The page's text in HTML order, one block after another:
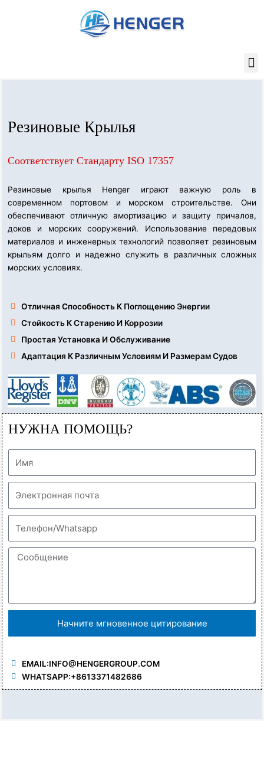
Резиновые Крылья
Соответствует Стандарту ISO 17357
Резиновые крылья Henger играют важную роль в
современном портовом и морском строительстве. Они
обеспечивают отличную амортизацию и защиту причалов,
доков и морских сооружений. Использование передовых
материалов и инженерных технологий позволяет резиновым
крыльям долго и надежно служить в различных сложных
морских условиях.
Отличная Способность К Поглощению Энергии
Стойкость К Старению И Коррозии
Простая Установка И Обслуживание
Адаптация К Различным Условиям И Размерам Судов
НУЖНА ПОМОЩЬ?
Начните мгновенное цитирование
EMAIL:INFO@HENGERGROUP.COM
WHATSAPP:+8613371482686